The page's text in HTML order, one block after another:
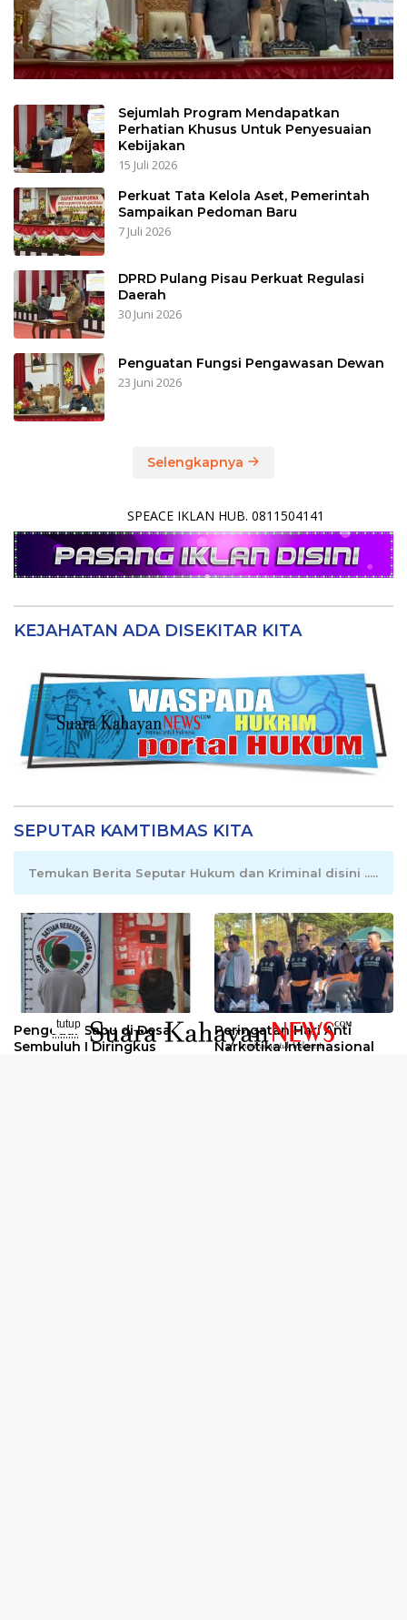
Sejumlah Program Mendapatkan
Perhatian Khusus Untuk Penyesuaian
Kebijakan
15 Juli 2026
Perkuat Tata Kelola Aset, Pemerintah
Sampaikan Pedoman Baru
7 Juli 2026
DPRD Pulang Pisau Perkuat Regulasi
Daerah
30 Juni 2026
Penguatan Fungsi Pengawasan Dewan
23 Juni 2026
Selengkapnya
SPEACE IKLAN HUB. 0811504141
KEJAHATAN ADA DISEKITAR KITA
SEPUTAR KAMTIBMAS KITA
Temukan Berita Seputar Hukum dan Kriminal disini .....
Pengedar Sabu di Desa
Sembuluh I Diringkus
Peringatan Hari Anti
Narkotika Internasional
tutup
..........